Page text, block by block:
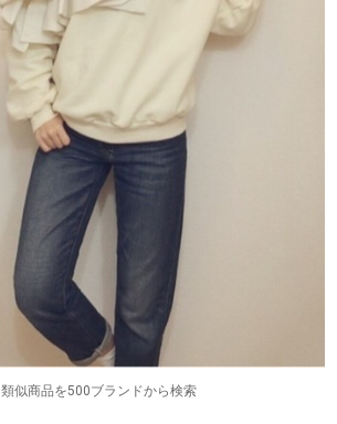
類似商品を500ブランドから検索